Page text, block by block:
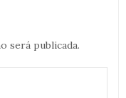
será publicada.